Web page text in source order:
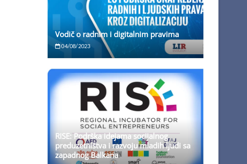
Vodič o radnim i digitalnim pravima
04/08/2023
RISE: Podrška idejama socijalnog
preduzetništva i razvoju mladih ljudi sa
zapadnog Balkana